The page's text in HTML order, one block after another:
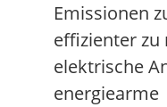
Emissionen
effizienter zu
elektrische
energiearme